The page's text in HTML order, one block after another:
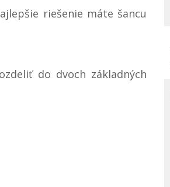
riešenie máte šancu
do dvoch základných